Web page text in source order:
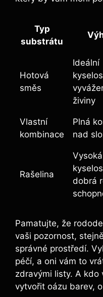
Typ
substrátu
Hotová
směs
Ideální
živiny
Vlastní
kombinace
Plná
nad
Rašelina
Vysoká
dobrá
Pamatujte, že
vaši pozornost,
správné prostředí.
péčí, a oni vám to
zdravými listy. A kdo
vytvořit oázu barev,